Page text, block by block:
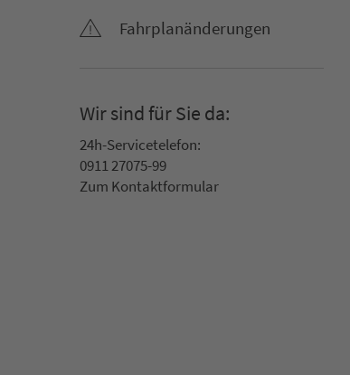
Fahr­plan­ände­rungen
Wir sind für Sie da:
24h-Ser­vice­te­le­fon:
0911 27075-99
Zum Kon­taktformular